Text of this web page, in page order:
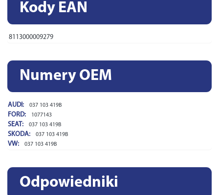
Kody EAN
8113000009279
Numery OEM
AUDI: 037 103 419B
FORD: 1077143
SEAT: 037 103 419B
SKODA: 037 103 419B
VW: 037 103 419B
Odpowiedniki